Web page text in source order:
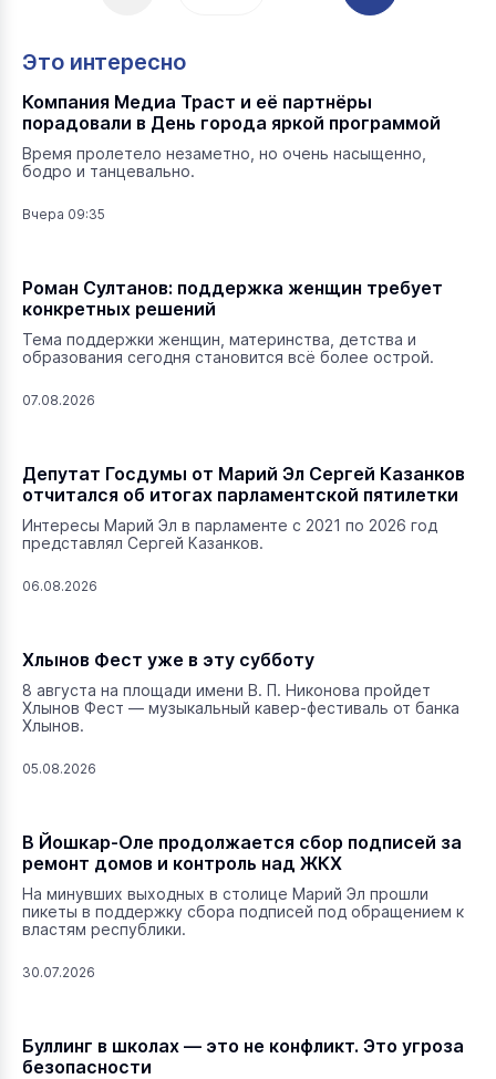
Это интересно
Компания Медиа Траст и её партнёры
порадовали в День города яркой программой
Время пролетело незаметно, но очень насыщенно,
бодро и танцевально.
Вчера 09:35
Роман Султанов: поддержка женщин требует
конкретных решений
Тема поддержки женщин, материнства, детства и
образования сегодня становится всё более острой.
07.08.2026
Депутат Госдумы от Марий Эл Сергей Казанков
отчитался об итогах парламентской пятилетки
Интересы Марий Эл в парламенте с 2021 по 2026 год
представлял Сергей Казанков.
06.08.2026
Хлынов Фест уже в эту субботу
8 августа на площади имени В. П. Никонова пройдет
Хлынов Фест — музыкальный кавер-фестиваль от банка
Хлынов.
05.08.2026
В Йошкар-Оле продолжается сбор подписей за
ремонт домов и контроль над ЖКХ
На минувших выходных в столице Марий Эл прошли
пикеты в поддержку сбора подписей под обращением к
властям республики.
30.07.2026
Буллинг в школах — это не конфликт. Это угроза
безопасности